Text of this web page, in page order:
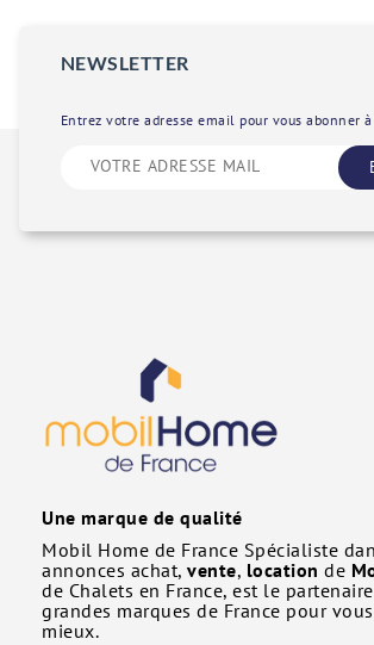
NEWSLETTER
Entrez votre adresse email pour vous abonner
Une marque de qualité
Mobil Home de France Spécialiste
annonces achat, vente, location de
de Chalets en France, est le
grandes marques de France pour
mieux.